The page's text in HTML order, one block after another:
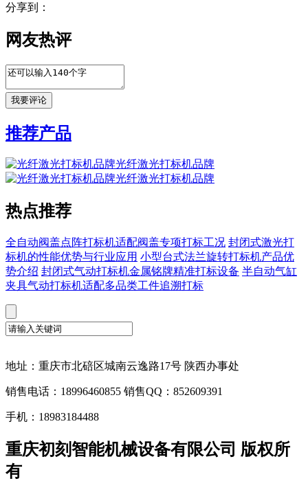
分享到：
网友热评
推荐产品
光纤激光打标机品牌
光纤激光打标机品牌
热点推荐
全自动阀盖点阵打标机适配阀盖专项打标工况 封闭式激光打
标机的性能优势与行业应用 小型台式法兰旋转打标机产品优
势介绍 封闭式气动打标机金属铭牌精准打标设备 半自动气缸
夹具气动打标机适配多品类工件追溯打标
地址：重庆市北碚区城南云逸路17号 陕西办事处
销售电话：18996460855 销售QQ：852609391
手机：18983184488
重庆初刻智能机械设备有限公司 版权所
有